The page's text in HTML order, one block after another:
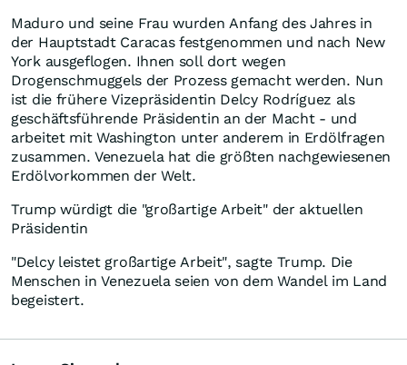
Maduro und seine Frau wurden Anfang des Jahres in
der Hauptstadt Caracas festgenommen und nach New
York ausgeflogen. Ihnen soll dort wegen
Drogenschmuggels der Prozess gemacht werden. Nun
ist die frühere Vizepräsidentin Delcy Rodríguez als
geschäftsführende Präsidentin an der Macht - und
arbeitet mit Washington unter anderem in Erdölfragen
zusammen. Venezuela hat die größten nachgewiesenen
Erdölvorkommen der Welt.
Trump würdigt die "großartige Arbeit" der aktuellen
Präsidentin
"Delcy leistet großartige Arbeit", sagte Trump. Die
Menschen in Venezuela seien von dem Wandel im Land
begeistert.